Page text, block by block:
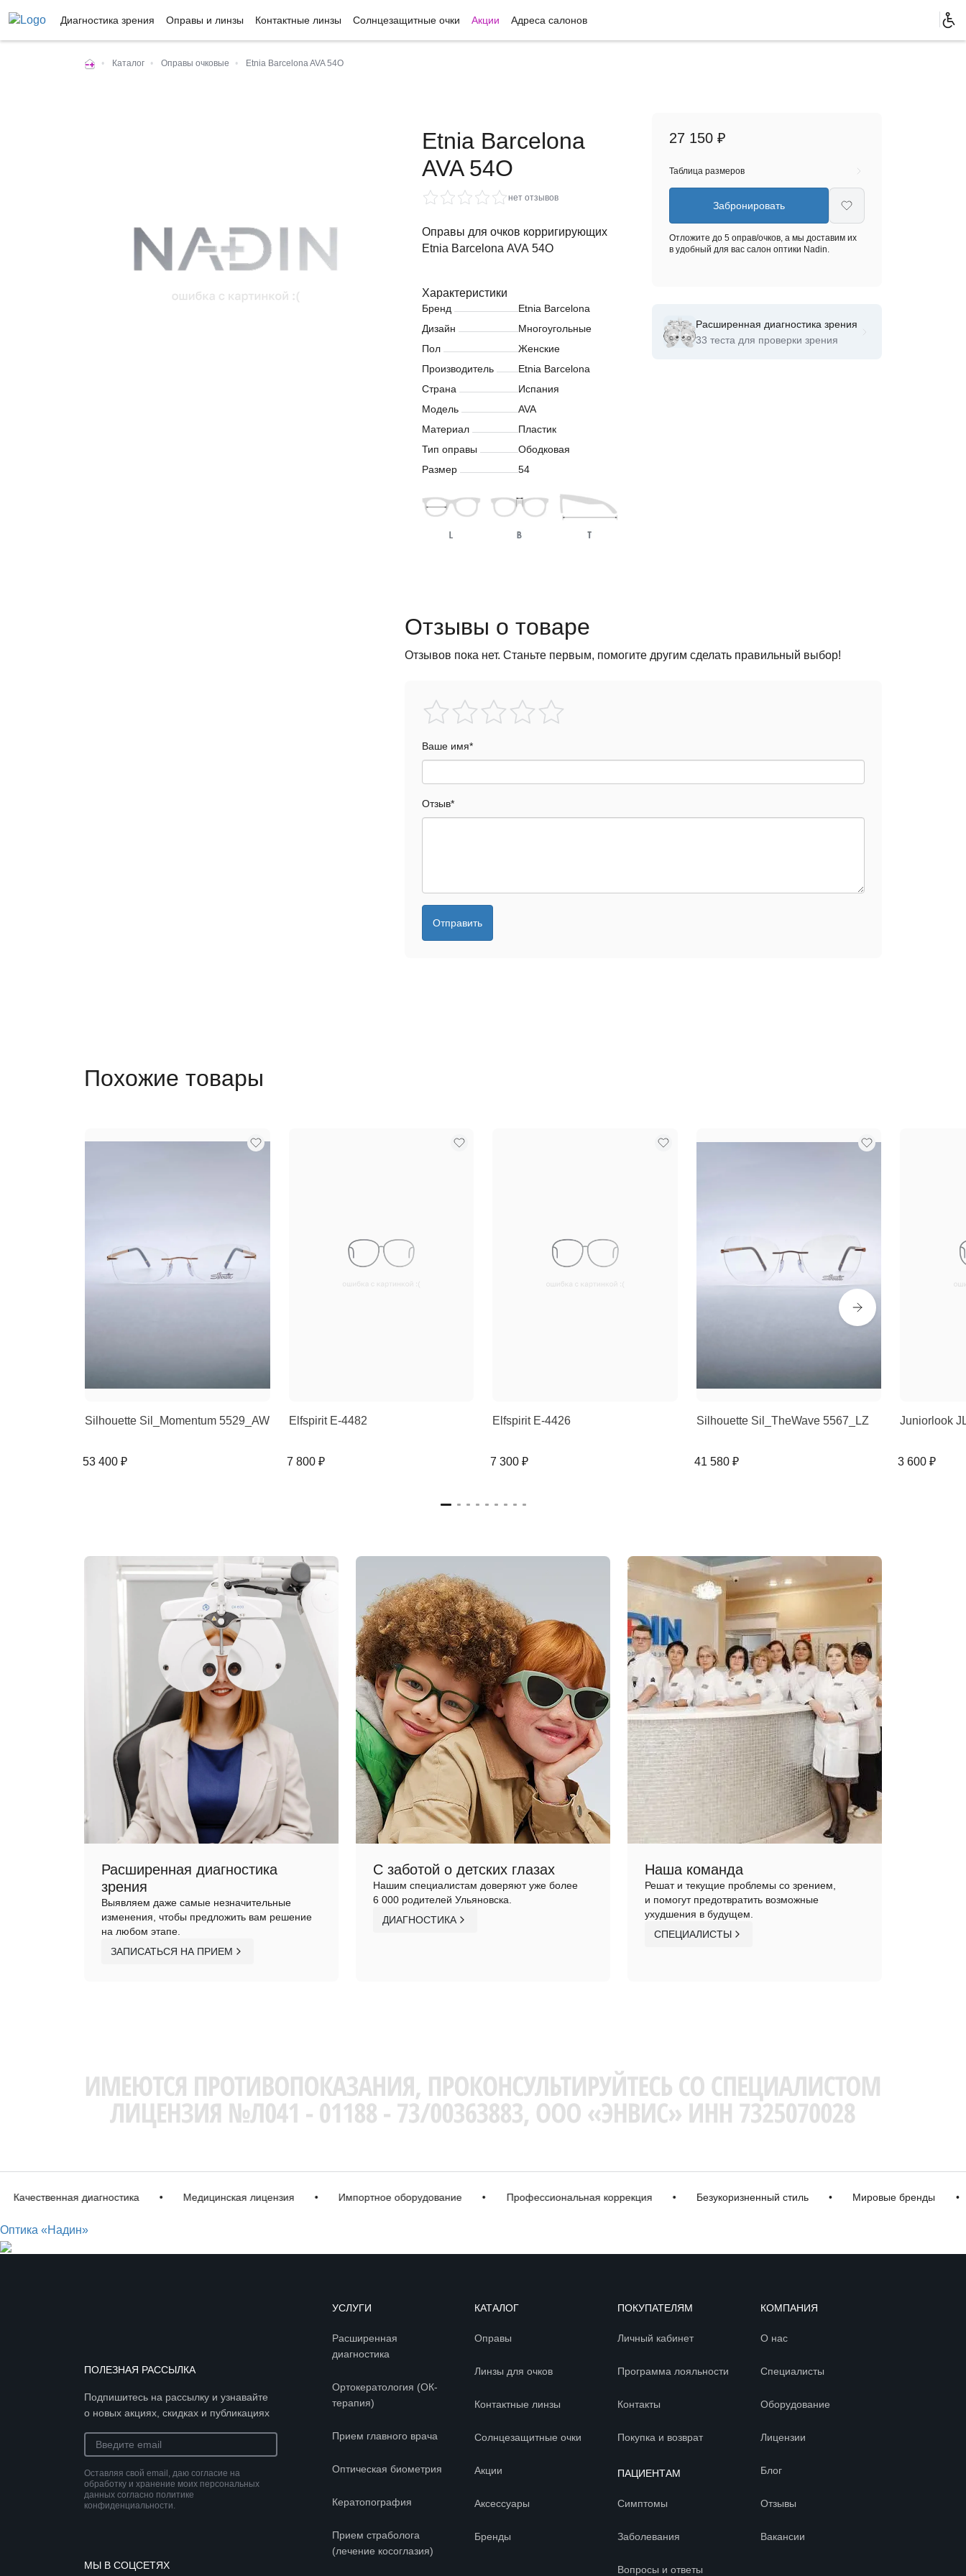
Диагностика зрения Оправы и линзы Контактные линзы Солнцезащитные очки Акции Адреса салонов
• Каталог • Оправы очковые • Etnia Barcelona AVA 54O
Etnia Barcelona
AVA 54O
нет отзывов
Оправы для очков корригирующих
Etnia Barcelona AVA 54O
Характеристики
Бренд
Etnia Barcelona
Дизайн
Многоугольные
Пол
Женские
Производитель
Etnia Barcelona
Страна
Испания
Модель
AVA
Материал
Пластик
Тип оправы
Ободковая
Размер
54
27 150 ₽
Таблица размеров
Забронировать
Отложите до 5 оправ/очков, а мы доставим их
в удобный для вас салон оптики Nadin.
Расширенная диагностика зрения
33 теста для проверки зрения
Отзывы о товаре
Отзывов пока нет. Станьте первым, помогите другим сделать правильный выбор!
Ваше имя*
Отзыв*
Отправить
Похожие товары
Silhouette Sil_Momentum 5529_AW
53 400 ₽
Elfspirit E-4482
7 800 ₽
Elfspirit E-4426
7 300 ₽
Silhouette Sil_TheWave 5567_LZ
41 580 ₽
Juniorlook
3 600 ₽
Расширенная диагностика
зрения
Выявляем даже самые незначительные
изменения, чтобы предложить вам решение
на любом этапе.
ЗАПИСАТЬСЯ НА ПРИЕМ
С заботой о детских глазах
Нашим специалистам доверяют уже более
6 000 родителей Ульяновска.
ДИАГНОСТИКА
Наша команда
Решат и текущие проблемы со зрением,
и помогут предотвратить возможные
ухудшения в будущем.
СПЕЦИАЛИСТЫ
диагностика • Медицинская лицензия • Импортное оборудование • Профессиональная коррекция • Безукоризненный стиль • Мировые бренды •
Оптика «Надин»
ПОЛЕЗНАЯ РАССЫЛКА
Подпишитесь на рассылку и узнавайте
о новых акциях, скидках и публикациях
Оставляя свой email, даю согласие на
обработку и хранение моих персональных
данных согласно политике
конфиденциальности.
МЫ В СОЦСЕТЯХ
УСЛУГИ
Расширенная
диагностика
Ортокератология (ОК-
терапия)
Прием главного врача
Оптическая биометрия
Кератопография
Прием страболога
(лечение косоглазия)
КАТАЛОГ
Оправы
Линзы для очков
Контактные линзы
Солнцезащитные очки
Акции
Аксессуары
Бренды
ПОКУПАТЕЛЯМ
Личный кабинет
Программа лояльности
Контакты
Покупка и возврат
ПАЦИЕНТАМ
Симптомы
Заболевания
Вопросы и ответы
КОМПАНИЯ
О нас
Специалисты
Оборудование
Лицензии
Блог
Отзывы
Вакансии